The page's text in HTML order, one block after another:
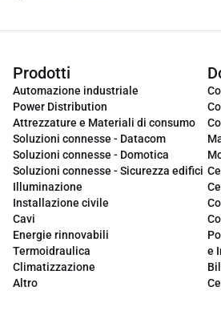
Prodotti
Automazione industriale
Power Distribution
Attrezzature e Materiali di consumo
Soluzioni connesse - Datacom
Soluzioni connesse - Domotica
Soluzioni connesse - Sicurezza edifici
Illuminazione
Installazione civile
Cavi
Energie rinnovabili
Termoidraulica
Climatizzazione
Altro
e